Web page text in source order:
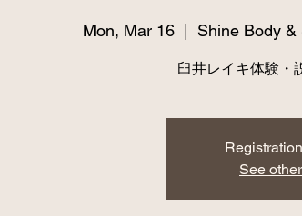
Mon, Mar 16
  |
Shine Body
臼井レイキ体験・
See